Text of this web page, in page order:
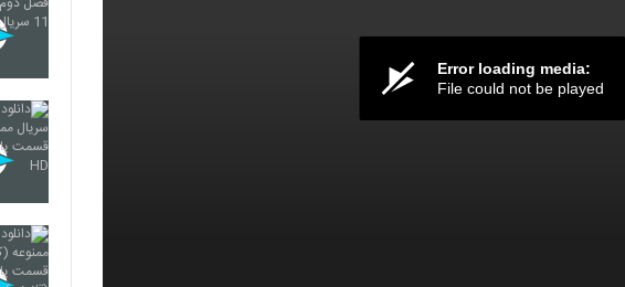
Error loading media:
File could not be played